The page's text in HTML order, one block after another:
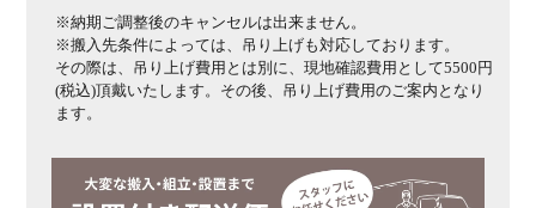
生産国 日本
梱包数 1箱
梱包サイズ
(約)
幅360×奥行510×高さ600mm
キャスター付き(前輪2か所ストッパー付き) 引き出し / ス
※納期ご調整後のキャンセルは出来ません。
※搬入先条件によっては、吊り上げも対応しております。
その際は、吊り上げ費用とは別に、現地確認費用として5500円
(税込)頂戴いたします。その後、吊り上げ費用のご案内となり
ます。